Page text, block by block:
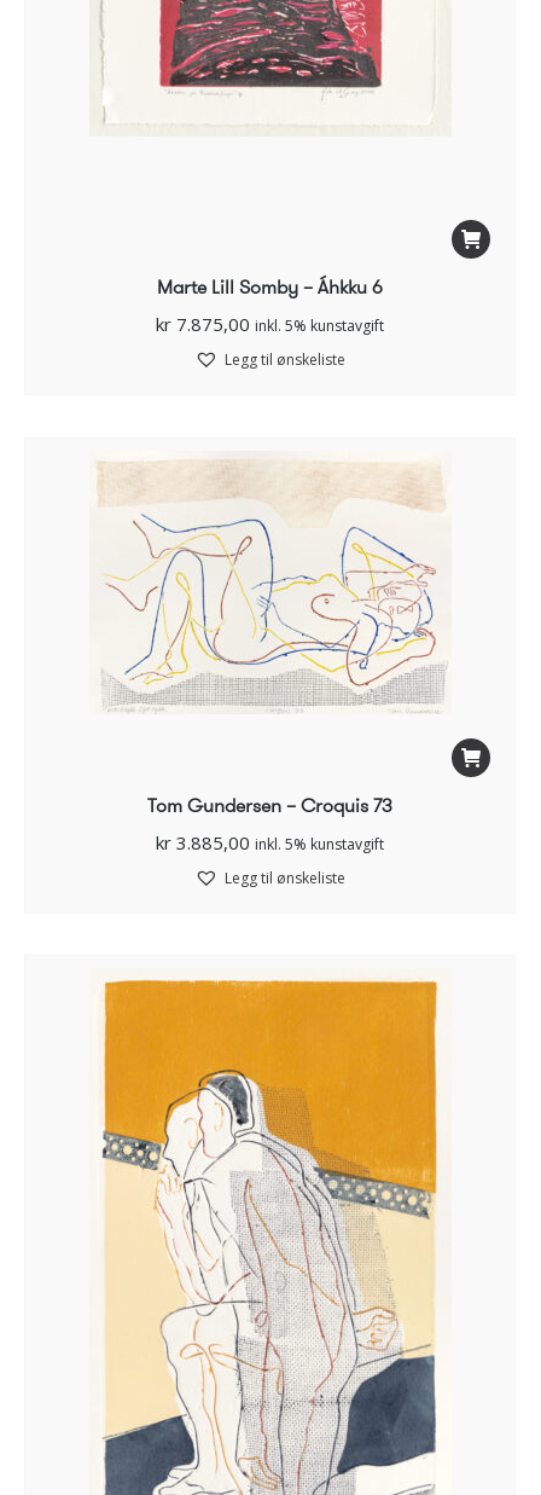
Marte Lill Somby – Áhkku 6
kr 7.875,00 inkl. 5% kunstavgift
Legg til ønskeliste
Tom Gundersen – Croquis 73
kr 3.885,00 inkl. 5% kunstavgift
Legg til ønskeliste